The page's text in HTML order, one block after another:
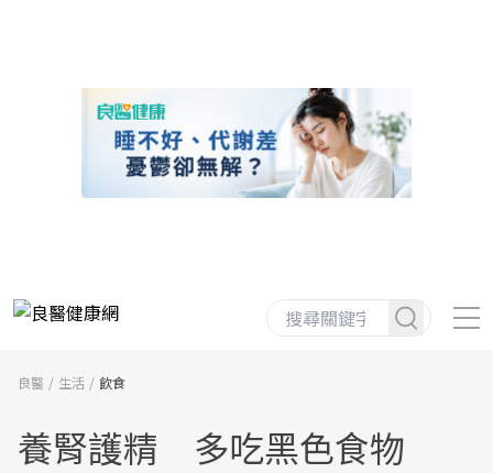
良醫 生活 飲食
養腎護精 多吃黑色食物